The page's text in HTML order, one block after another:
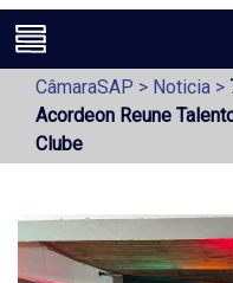
CâmaraSAP > Noticia >
Acordeon Reune
Clube